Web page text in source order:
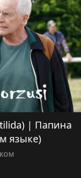
tilida) | Папина
языке)